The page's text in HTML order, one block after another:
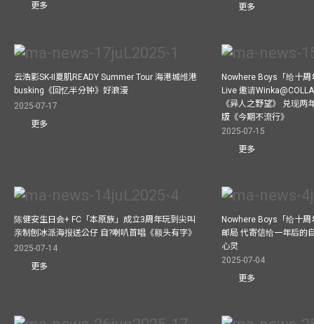
更多
更多
云浩影SK-II夏肌READY Summer Tour 海港城维港
busking《回忆半分钟》好浪漫
2025-07-17
更多
Nowhere Boys「给十
Live 邀请
《异人之野望》 兑现两
版《今期不流行》
2025-07-15
更多
陈健安生日会+ FC「本原族」成立3周年玩到尖叫
亲制刨冰派海报送公仔 自?喇叭首唱《额头有字》
2025-07-14
更多
Nowhere Boys「给十
邮局 代寄信给一年后的
心灵
2025-07-04
更多